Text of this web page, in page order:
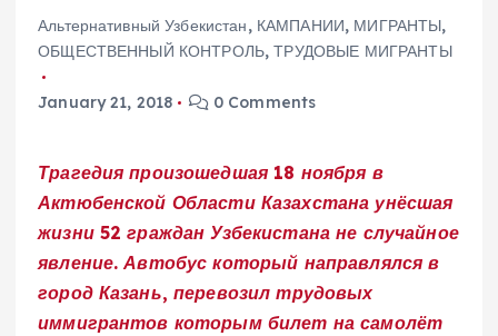
Альтернативный Узбекистан, КАМПАНИИ, МИГРАНТЫ,
ОБЩЕСТВЕННЫЙ КОНТРОЛЬ,ТРУДОВЫЕ МИГРАНТЫ
January 21, 2018 0 Comments
Трагедия произошедшая 18 ноября в
Актюбенской Области Казахстана унёсшая
жизни 52 граждан Узбекистана не случайное
явление. Автобус который направлялся в
город Казань, перевозил трудовых
иммигрантов которым билет на самолёт